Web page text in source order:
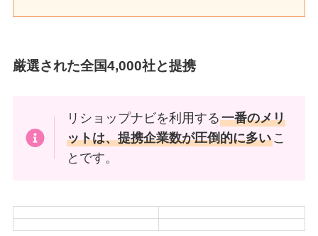
厳選された全国4,000社と提携
リショップナビを利用する一番のメリ
ットは、提携企業数が圧倒的に多いこ
とです。